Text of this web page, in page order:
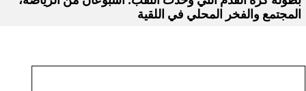
المجتمع والفخر المحلي في اللقية